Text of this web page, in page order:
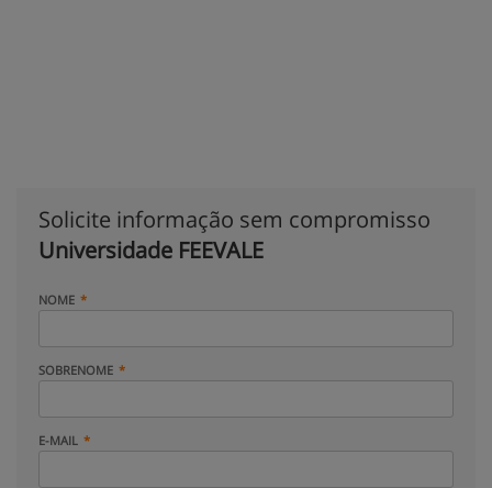
Solicite informação sem compromisso
Universidade FEEVALE
NOME
SOBRENOME
E-MAIL